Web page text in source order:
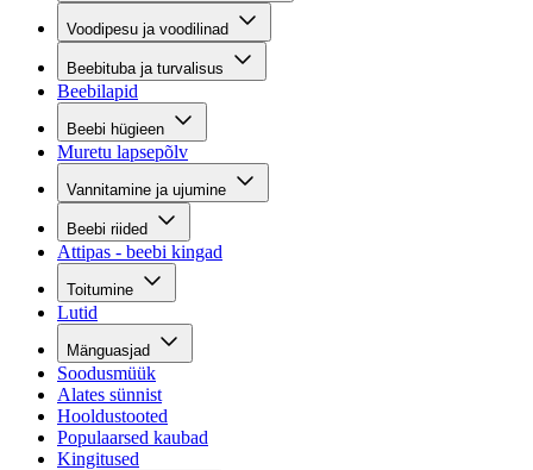
Voodipesu ja voodilinad
Beebituba ja turvalisus
Beebilapid
Beebi hügieen
Muretu lapsepõlv
Vannitamine ja ujumine
Beebi riided
Attipas - beebi kingad
Toitumine
Lutid
Mänguasjad
Soodusmüük
Alates sünnist
Hooldustooted
Populaarsed kaubad
Kingitused